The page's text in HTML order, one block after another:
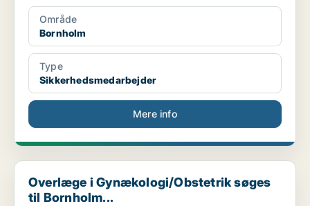
Område
Bornholm
Type
Sikkerhedsmedarbejder
Mere info
Overlæge i Gynækologi/Obstetrik søges til Bornholm...
Overlæge i Gynækologi/Obstetrik søges
til Bornholm...